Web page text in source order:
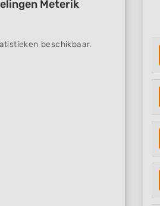
Meterik
beschikbaar.